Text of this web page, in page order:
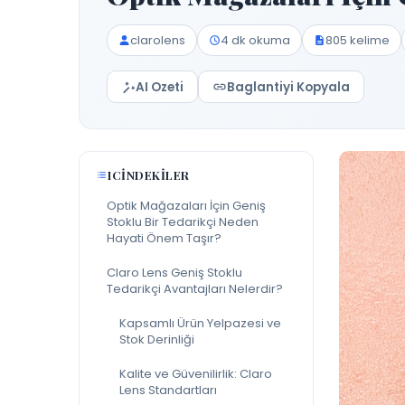
clarolens 4 dk okuma 805 kelime
AI Ozeti Baglantiyi Kopyala
ICINDEKILER
Optik Mağazaları İçin Geniş
Stoklu Bir Tedarikçi Neden
Hayati Önem Taşır?
Claro Lens Geniş Stoklu
Tedarikçi Avantajları Nelerdir?
Kapsamlı Ürün Yelpazesi ve
Stok Derinliği
Kalite ve Güvenilirlik: Claro
Lens Standartları